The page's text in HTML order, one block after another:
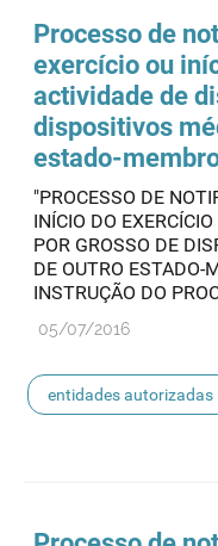
Processo de
exercício ou
actividade de
dispositivos
estado-
"PROCESSO DE
INÍCIO DO
POR GROSSO DE
DE OUTRO ESTADO-
INSTRUÇÃO DO
05/07/2016
entidades autorizadas